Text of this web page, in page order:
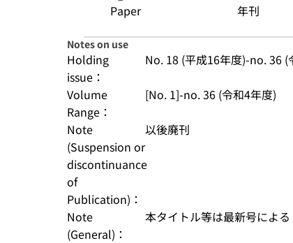
Paper 年刊
Notes on use
Holding
issue：
No. 18 (平成16年度)-no. 36 (
Volume
Range：
[No. 1]-no. 36 (令和4年度)
Note
(Suspension or
discontinuance
of
Publication)：
以後廃刊
Note
(General)：
本タイトル等は最新号による